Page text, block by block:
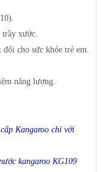
trầy xước.
đối cho sức khỏe trẻ em.
năng lượng.
Kangaroo chỉ với
kangaroo KG109